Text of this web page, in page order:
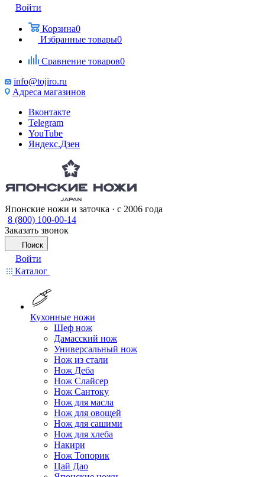
Войти
Корзина0
Избранные товары0
Сравнение товаров0
info@tojiro.ru
Адреса магазинов
Вконтакте
Telegram
YouTube
Яндекс.Дзен
Японские ножи и заточка · с 2006 года
8 (800) 100-00-14
Заказать звонок
Поиск
Войти
Каталог
Кухонные ножи
Шеф нож
Дамасский нож
Универсальный нож
Нож из стали
Нож Деба
Нож Слайсер
Нож Сантоку
Нож для масла
Нож для овощей
Нож для сашими
Нож для хлеба
Накири
Нож Топорик
Цай Дао